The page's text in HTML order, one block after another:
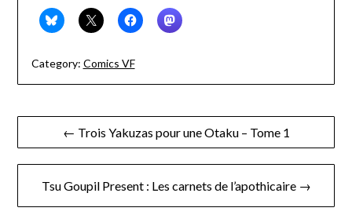
Category: Comics VF
Navigation
de
l’article
← Trois Yakuzas pour une Otaku – Tome 1
Tsu Goupil Present : Les carnets de l’apothicaire →